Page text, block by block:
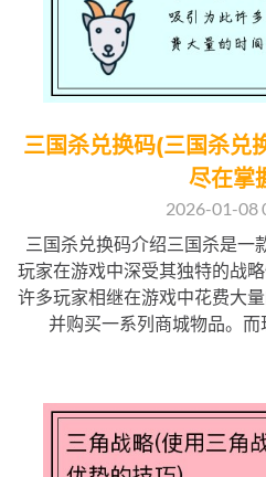
三国杀兑换码(三国杀兑
尽在掌
2026-01-08
三国杀兑换码介绍三国杀是一
玩家在游戏中深受其独特的战
许多玩家相继在游戏中花费大
并购买一系列商城物品。而